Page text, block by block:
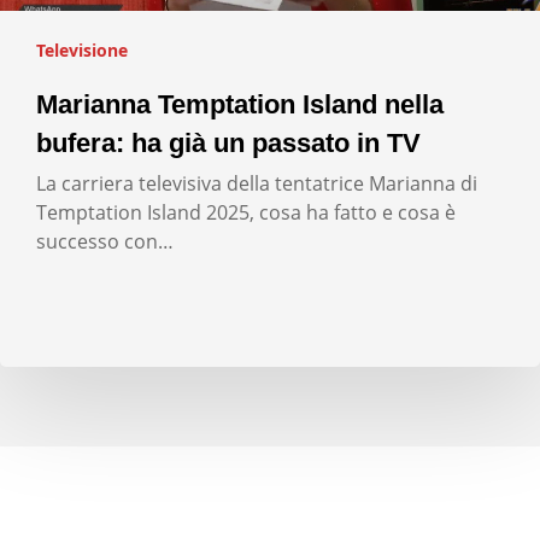
Televisione
Marianna Temptation Island nella
bufera: ha già un passato in TV
La carriera televisiva della tentatrice Marianna di
Temptation Island 2025, cosa ha fatto e cosa è
successo con…